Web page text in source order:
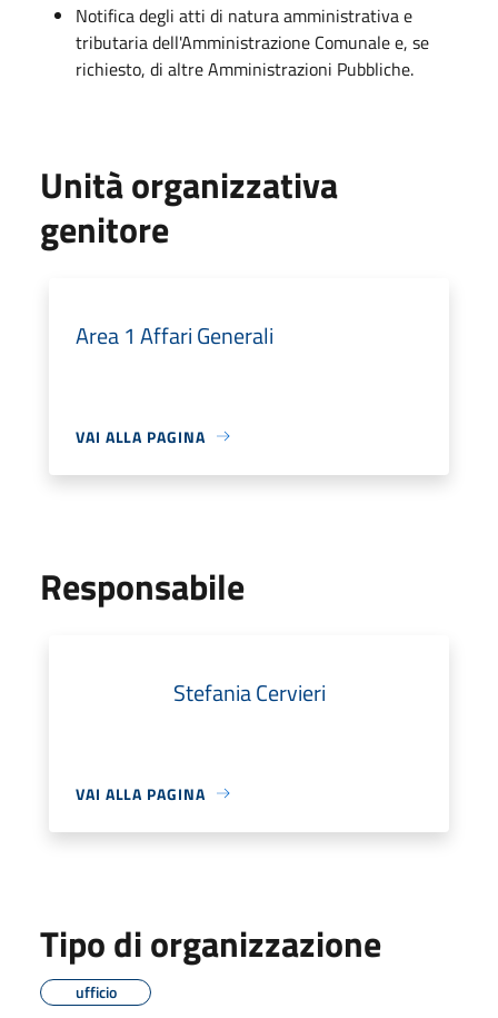
Notifica degli atti di natura amministrativa e
tributaria dell'Amministrazione Comunale e, se
richiesto, di altre Amministrazioni Pubbliche.
Unità organizzativa
genitore
Area 1 Affari Generali
VAI ALLA PAGINA
Responsabile
Stefania Cervieri
VAI ALLA PAGINA
Tipo di organizzazione
ufficio